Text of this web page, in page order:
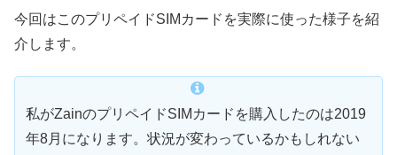
今回はこのプリペイドSIMカードを実際に使った様子を紹
介します。
私がZainのプリペイドSIMカードを購入したのは2019
年8月になります。状況が変わっているかもしれない